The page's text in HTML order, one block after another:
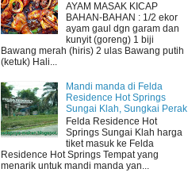
AYAM MASAK KICAP
BAHAN-BAHAN : 1/2 ekor
ayam gaul dgn garam dan
kunyit (goreng) 1 biji
Bawang merah (hiris) 2 ulas Bawang putih
(ketuk) Hali...
Mandi manda di Felda
Residence Hot Springs
Sungai Klah, Sungkai Perak
Felda Residence Hot
Springs Sungai Klah harga
tiket masuk ke Felda
Residence Hot Springs Tempat yang
menarik untuk mandi manda yan...